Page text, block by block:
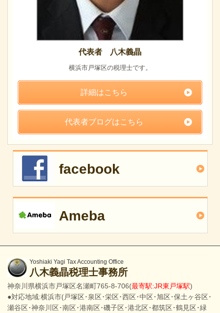
代表者 八木義晶
横浜市戸塚区の税理士です。
詳細はこちら
代表者ブログはこちら
facebook
Ameba
Yoshiaki Yagi Tax Accounting Office
八木義晶税理士事務所
神奈川県横浜市戸塚区名瀬町765-8-706(最寄駅:JR東戸塚駅)
●対応地域:横浜市(戸塚区･泉区･栄区･西区･中区･旭区･保土ヶ谷区･
瀬谷区･神奈川区･南区･港南区･磯子区･港北区･都筑区･鶴見区･緑